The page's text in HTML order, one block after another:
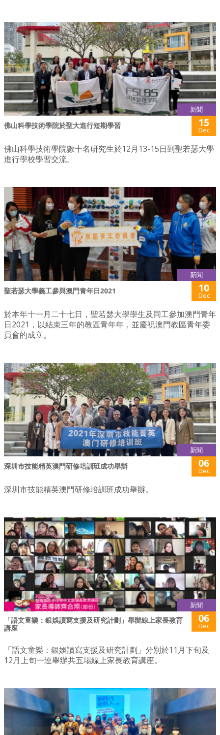
新聞
佛山科學技術學院於聖大進行短期學習 15
Dec
佛山科學技術學院數十名研究生於12月13-15日到聖若瑟大學
進行學校學習交流。
新聞
聖若瑟大學義工參與澳門青年日2021 10
Dec
於本年十一月二十七日，聖若瑟大學學生及同工參加澳門青年
日2021，以結束三年的教區青年年，並慶祝澳門教區青年委
員會的成立。
新聞
深圳市技能精英澳門研修培訓班成功舉辦 06
Dec
深圳市技能精英澳門研修培訓班成功舉辦。
新聞
「語文童樂：銀娛讀寫支援及研究計劃」舉辦線上家長教育
講座
06
Dec
「語文童樂：銀娛讀寫支援及研究計劃」分別於11月下旬及
12月上旬一連舉辦共五場線上家長教育講座。